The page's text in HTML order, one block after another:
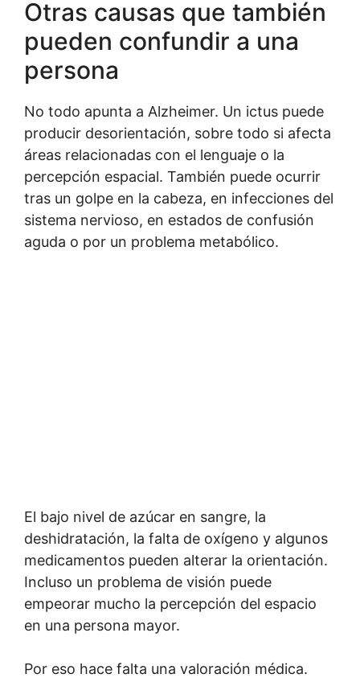
Otras causas que también
pueden confundir a una
persona
No todo apunta a Alzheimer. Un ictus puede
producir desorientación, sobre todo si afecta
áreas relacionadas con el lenguaje o la
percepción espacial. También puede ocurrir
tras un golpe en la cabeza, en infecciones del
sistema nervioso, en estados de confusión
aguda o por un problema metabólico.
El bajo nivel de azúcar en sangre, la
deshidratación, la falta de oxígeno y algunos
medicamentos pueden alterar la orientación.
Incluso un problema de visión puede
empeorar mucho la percepción del espacio
en una persona mayor.
Por eso hace falta una valoración médica.